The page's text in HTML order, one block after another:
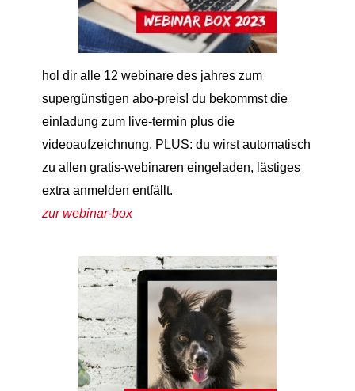
hol dir alle 12 webinare des jahres zum
supergünstigen abo-preis! du bekommst die
einladung zum live-termin plus die
videoaufzeichnung. PLUS: du wirst automatisch
zu allen gratis-webinaren eingeladen, lästiges
extra anmelden entfällt.
zur webinar-box